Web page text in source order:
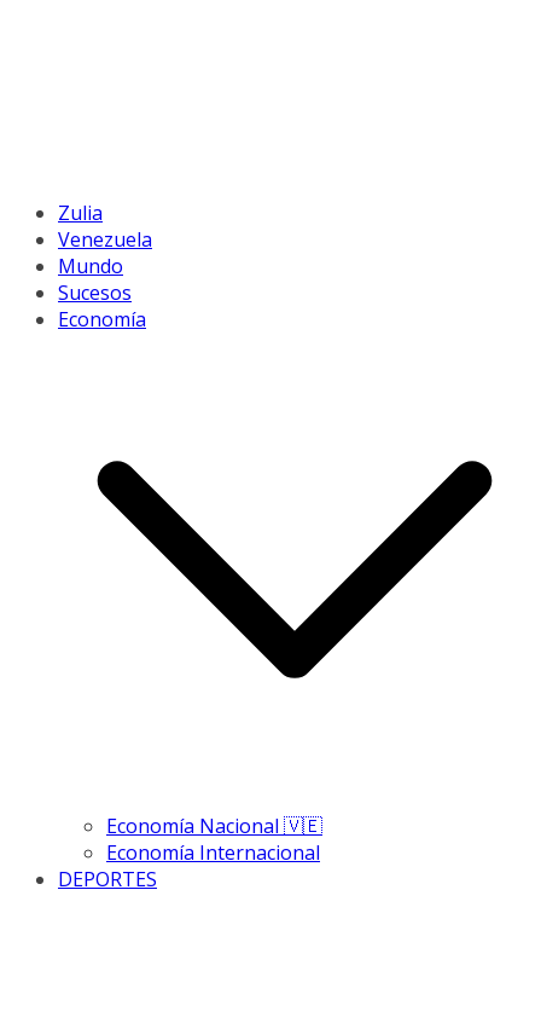
Zulia
Venezuela
Mundo
Sucesos
Economía
Economía Nacional 🇻🇪
Economía Internacional
DEPORTES